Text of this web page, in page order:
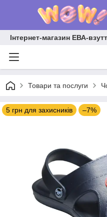
Інтернет-магазин ЕВА-
Товари та послуги
5 грн для захисників –7%